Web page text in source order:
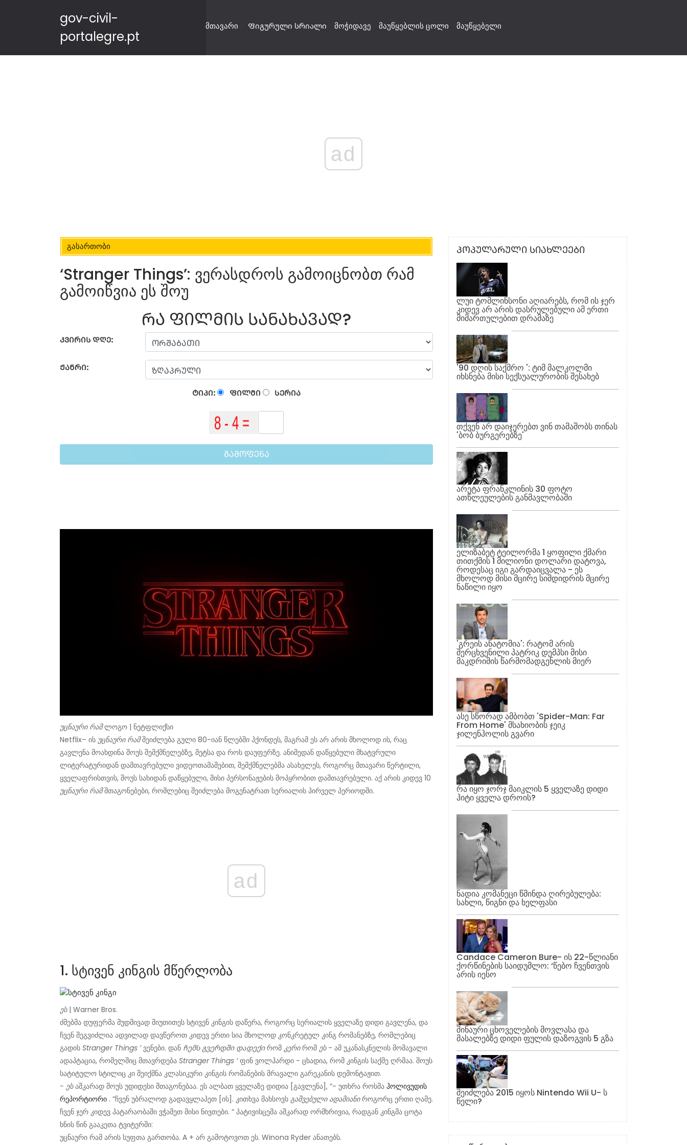
gov-civil-
portalegre.pt
მთავარი Ფიგურული სრიალი მოჭიდავე მაუწყებლის ცოლი მაუწყებელი
ad
გასართობი
‘Stranger Things’: ვერასდროს გამოიცნობთ რამ
გამოიწვია ეს შოუ
ᲠᲐ ᲤᲘᲚᲛᲘᲡ ᲡᲐᲜᲐᲮᲐᲕᲐᲓ?
ᲙᲕᲘᲠᲘᲡ ᲓᲦᲔ:
ᲟᲐᲜᲠᲘ:
ᲢᲘᲞᲘ: ᲤᲘᲚᲛᲘ ᲡᲔᲠᲘᲐ
ᲒᲐᲛᲝᲤᲔᲜᲐ
უცნაური რამლოგო | ნეტფლიქსი
Netflix– ის უცნაური რამშეიძლება გული 80-იან წლებში ჰქონდეს, მაგრამ ეს არ არის მხოლოდ ის, რაც
გავლენა მოახდინა შოუს შემქმნელებზე, მეტსა და როს დაუფერზე. ანიმედან დაწყებული მხატვრული
ლიტერატურიდან დამთავრებული ვიდეოთამაშებით, შემქმნელებმა ასახელეს, როგორც მთავარი წერტილი,
ყველაფრისთვის, შოუს სახიდან დაწყებული, მისი პერსონაჟების მოპყრობით დამთავრებული. აქ არის კიდევ 10
უცნაური რამშთაგონებები, რომლებიც შეიძლება მოგენატრათ სერიალის პირველ პერიოდში.
ad
1. სტივენ კინგის მწერლობა
ეს| Warner Bros.
ძმებმა დუფერმა მუდმივად მიუთითეს სტივენ კინგის დაწერა, როგორც სერიალის ყველაზე დიდი გავლენა, და
ჩვენ შეგვიძლია ადვილად დავწეროთ კიდევ ერთი სია მხოლოდ კონკრეტულ კინგ რომანებზე, რომლებიც
გადის Stranger Things ’ვენები. დან Ჩემს გვერდში დადექირომ კერირომ ეს- ამ უკანასკნელის მომავალი
ადაპტაცია, რომელშიც მთავრდება Stranger Things ’ფინ ვოლჰარდი - ცხადია, რომ კინგის საქმე ღრმაა. შოუს
სატიტულო სტილიც კი შეიქმნა კლასიკური კინგის რომანების მრავალი გარეკანის დემონტაჟით.
- ესაშკარად შოუს უდიდესი შთაგონებაა. ეს ალბათ ყველაზე დიდია [გავლენა], ”- უთხრა როსმა ჰოლივუდის
რეპორტიორი . ”ჩვენ უბრალოდ გადავყლაპეთ [ის]. კითხვა მახსოვს გაშვებული ადამიანიროგორც ერთი ღამე.
ჩვენ ჯერ კიდევ პატარაობაში ვჭამეთ მისი ნივთები. ” პატივისცემა აშკარად ორმხრივია, რადგან კინგმა ცოტა
ხნის წინ გააკეთა ტვიტერში:
უცნაური რამ არის სუფთა გართობა. A + არ გამოტოვოთ ეს. Winona Ryder ანათებს.
ᲞᲝᲞᲣᲚᲐᲠᲣᲚᲘ ᲡᲘᲐᲮᲚᲔᲔᲑᲘ
ლუი ტომლინსონი აღიარებს, რომ ის ჯერ
კიდევ არ არის დასრულებული ამ ერთი
მიმართულებით დრამაზე
'90 დღის საქმრო ': ტიმ მალკოლმი
იხსნება მისი სექსუალურობის შესახებ
თქვენ არ დაიჯერებთ ვინ თამაშობს თინას
'ბობ ბურგერებზე'
არეტა ფრანკლინის 30 ფოტო
ათწლეულების განმავლობაში
ელიზაბეტ ტეილორმა 1 ყოფილი ქმარი
თითქმის 1 მილიონი დოლარი დატოვა,
როდესაც იგი გარდაიცვალა - ეს
მხოლოდ მისი მცირე სიმდიდრის მცირე
ნაწილი იყო
'გრეის ანატომია': რატომ არის
შერცხვენილი პატრიკ დემპსი მისი
მაკდრიმის წარმომადგენლის მიერ
ასე სწორად ამბობთ 'Spider-Man: Far
From Home' მსახიობის ჯეიკ
ჯილენჰოლის გვარი
რა იყო ჯორჯ მაიკლის 5 ყველაზე დიდი
ჰიტი ყველა დროის?
ნადია კომანეცი წმინდა ღირებულება:
სახლი, წიგნი და ხელფასი
Candace Cameron Bure- ის 22-წლიანი
ქორწინების საიდუმლო: ‘წებო ჩვენთვის
არის იესო
შინაური ცხოველების მოვლასა და
მასალებზე დიდი ფულის დაზოგვის 5 გზა
შეიძლება 2015 იყოს Nintendo Wii U- ს
წელი?